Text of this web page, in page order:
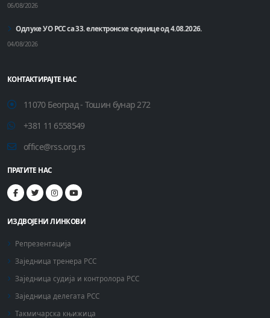
06/08/2026
Одлуке УО РСС са 33. електронске седнице од 4.08.2026.
04/08/2026
КОНТАКТИРАЈТЕ НАС
11070 Београд - Тошин бунар 272
+381 11 6558549
office@rss.org.rs
ПРАТИТЕ НАС
ИЗДВОЈЕНИ ЛИНКОВИ
Репрезентација
Заједница тренера РСС
Заједница судија и контролора РСС
Заједница делегата РСС
Такмичарска књижица